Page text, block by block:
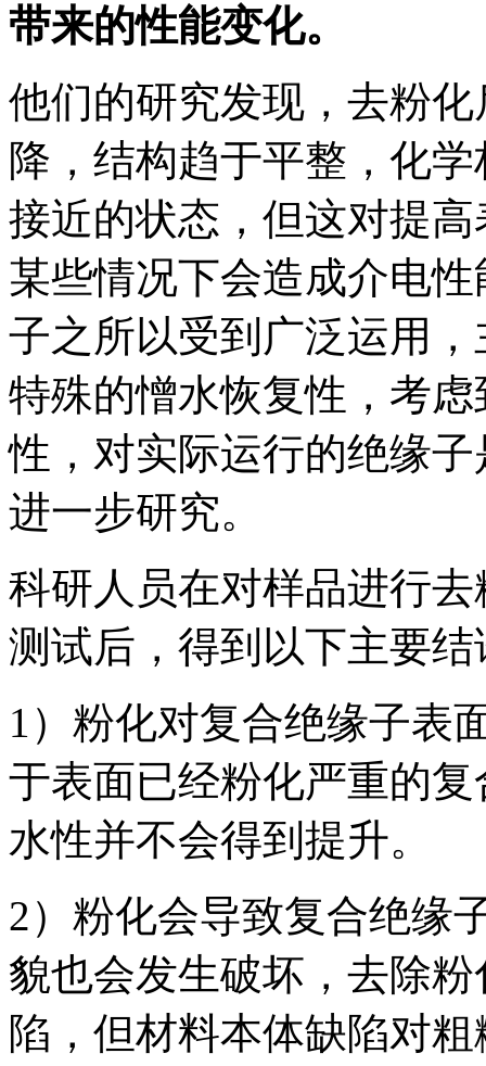
带来的性能变化。
他们的研究发现，去粉
降，结构趋于平整，化
接近的状态，但这对提
某些情况下会造成介电
子之所以受到广泛运用
特殊的憎水恢复性，考
性，对实际运行的绝缘
进一步研究。
科研人员在对样品进行
测试后，得到以下主要结
1）粉化对复合绝缘子表
于表面已经粉化严重的
水性并不会得到提升。
2）粉化会导致复合绝缘
貌也会发生破坏，去除
陷，但材料本体缺陷对